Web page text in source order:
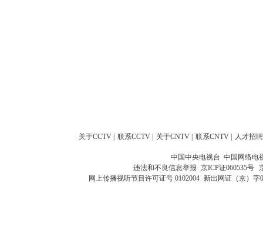
关于CCTV 联系CCTV 关于CNTV 联系CNTV 人才招聘
中国中央电视台 中国网络电
违法和不良信息举报 京ICP证060535号
网上传播视听节目许可证号 0102004 新出网证（京）